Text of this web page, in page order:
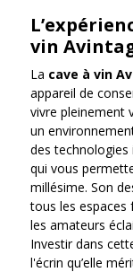
vin
La cave à vin
appareil de
vivre pleinement
un
des
qui vous
millésime. Son
tous les espaces
les amateurs
Investir dans
l'écrin qu’elle